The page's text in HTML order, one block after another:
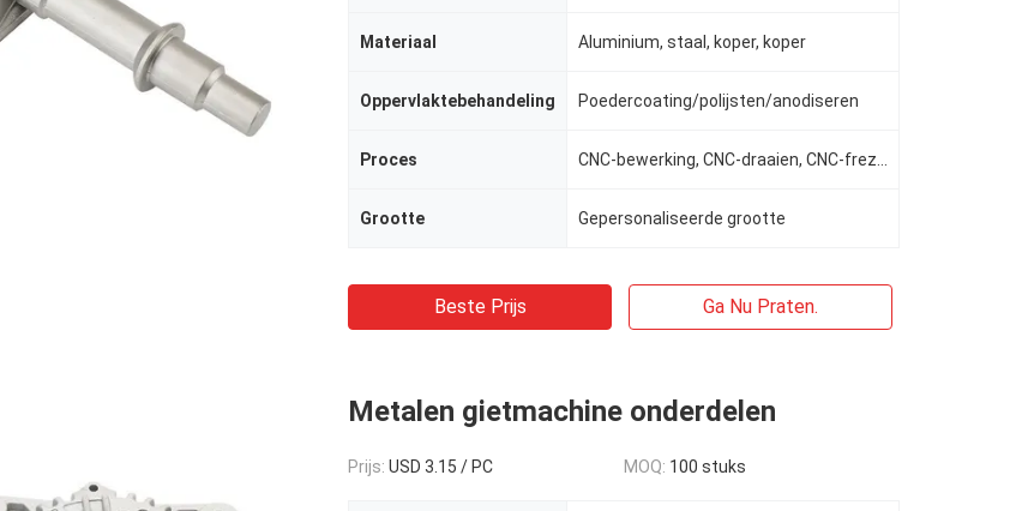
Materiaal Aluminium, staal, koper, koper
Oppervlaktebehandeling Poedercoating/polijsten/anodiseren
Proces
Grootte Gepersonaliseerde grootte
Beste Prijs Ga Nu Praten.
Metalen gietmachine onderdelen
Prijs: USD 3.15 / PC MOQ: 100 stuks